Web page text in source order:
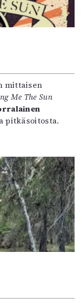
mittaisen
Me The Sun
pitkäsoitosta.